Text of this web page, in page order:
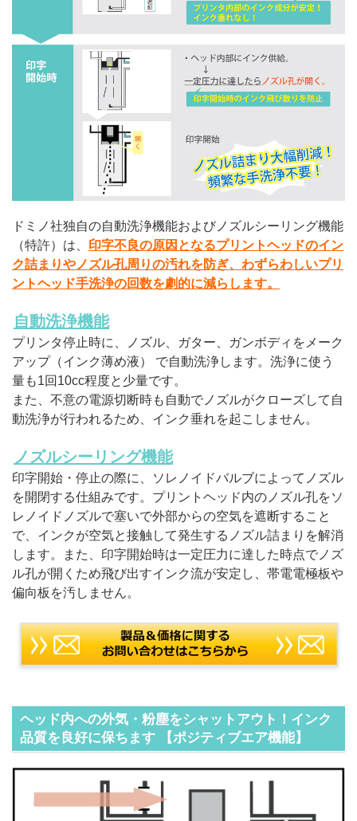
ドミノ社独自の自動洗浄機能およびノズルシーリング機能
（特許）は、 印字不良の原因となるプリントヘッドのイン
ク詰まりやノズル孔周りの汚れを防ぎ、わずらわしいプリ
ントヘッド手洗浄の回数を劇的に減らします。
自動洗浄機能
プリンタ停止時に、ノズル、ガター、ガンボディをメーク
アップ（インク薄め液） で自動洗浄します。洗浄に使う
量も1回10cc程度と少量です。
また、不意の電源切断時も自動でノズルがクローズして自
動洗浄が行われるため、インク垂れを起こしません。
ノズルシーリング機能
印字開始・停止の際に、ソレノイドバルブによってノズル
を開閉する仕組みです。プリントヘッド内のノズル孔をソ
レノイドノズルで塞いで外部からの空気を遮断すること
で、インクが空気と接触して発生するノズル詰まりを解消
します。また、印字開始時は一定圧力に達した時点でノズ
ル孔が開くため飛び出すインク流が安定し、帯電電極板や
偏向板を汚しません。
ヘッド内への外気・粉塵をシャットアウト！インク
品質を良好に保ちます 【ポジティブエア機能】